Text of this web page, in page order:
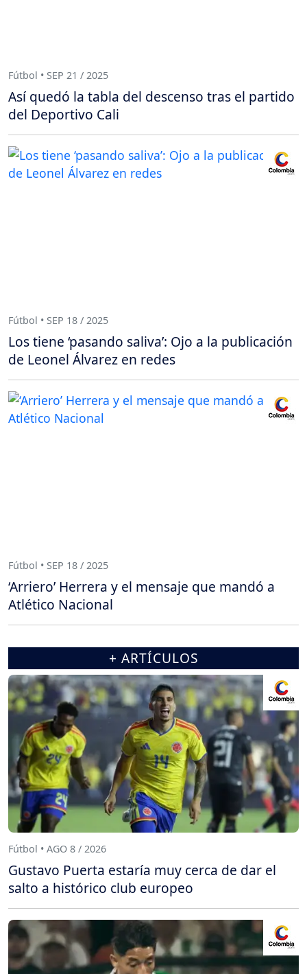
Fútbol • SEP 21 / 2025
Así quedó la tabla del descenso tras el partido
del Deportivo Cali
Fútbol • SEP 18 / 2025
Los tiene ‘pasando saliva’: Ojo a la publicación
de Leonel Álvarez en redes
Fútbol • SEP 18 / 2025
‘Arriero’ Herrera y el mensaje que mandó a
Atlético Nacional
+ ARTÍCULOS
Fútbol • AGO 8 / 2026
Gustavo Puerta estaría muy cerca de dar el
salto a histórico club europeo